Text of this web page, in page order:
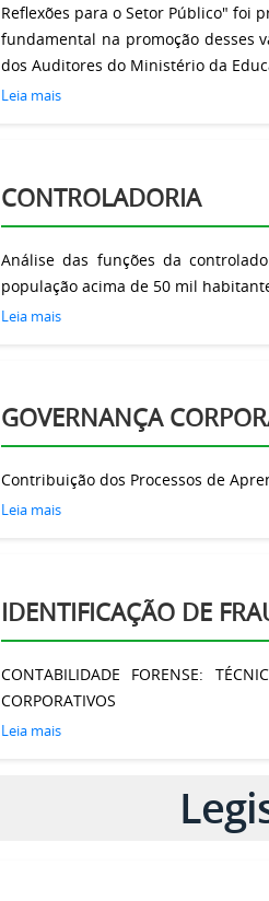
Reflexões para o Setor Público" foi
fundamental na promoção desses
dos Auditores do Ministério da
Leia mais
CONTROLADORIA
Análise das funções da
população acima de 50 mil
Leia mais
GOVERNANÇA
Contribuição dos Processos de
Leia mais
IDENTIFICAÇÃO DE
CONTABILIDADE FORENSE:
CORPORATIVOS
Leia mais